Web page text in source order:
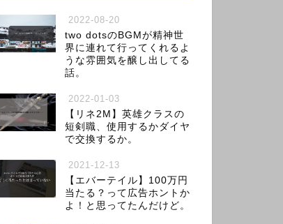
2022-08-20
two dotsのBGMが精神世
界に連れて行ってくれるよ
うな雰囲気を醸し出してる
話。
2022-01-03
【リネ2M】英雄クラスの
短剣職、使用するかダイヤ
で交換するか。
2021-12-13
【エバーテイル】100万円
当たる？って広告ホントか
よ！と思ってたんだけど。